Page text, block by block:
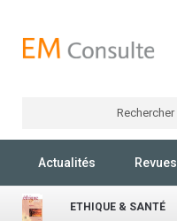
Rechercher
Actualités Revues
ETHIQUE & SANTÉ